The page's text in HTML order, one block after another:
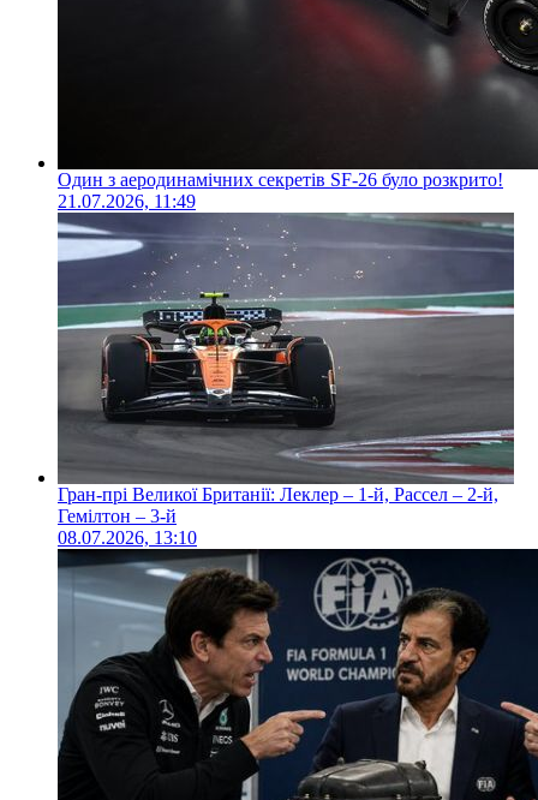
Один з аеродинамічних секретів SF-26 було розкрито!
21.07.2026, 11:49
Гран-прі Великої Британії: Леклер – 1-й, Рассел – 2-й,
Гемілтон – 3-й
08.07.2026, 13:10